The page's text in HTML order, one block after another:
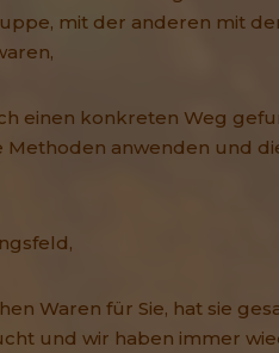
mit der anderen mit
einen konkreten Weg
Methoden anwenden und
Waren für Sie, hat sie
und wir haben immer